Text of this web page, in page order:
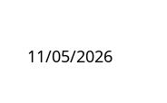
11/05/2026